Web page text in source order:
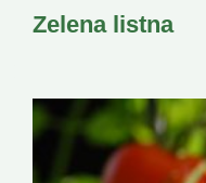
Zelena listna